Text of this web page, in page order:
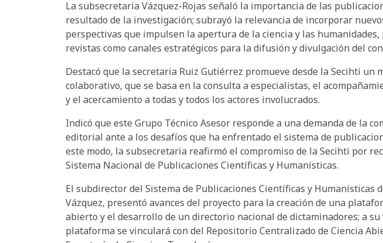
La subsecretaria Vázquez-Rojas señaló la importancia de las
resultado de la investigación; subrayó la relevancia de incorporar
perspectivas que impulsen la apertura de la ciencia y las humanidades,
revistas como canales estratégicos para la difusión y divulgación del
Destacó que la secretaria Ruiz Gutiérrez promueve desde la Secihti un
colaborativo, que se basa en la consulta a especialistas, el
y el acercamiento a todas y todos los actores involucrados.
Indicó que este Grupo Técnico Asesor responde a una demanda de la
editorial ante a los desafíos que ha enfrentado el sistema de
este modo, la subsecretaria reafirmó el compromiso de la Secihti por
Sistema Nacional de Publicaciones Científicas y Humanísticas.
El subdirector del Sistema de Publicaciones Científicas y Humanísticas
Vázquez, presentó avances del proyecto para la creación de una
abierto y el desarrollo de un directorio nacional de dictaminadores; a su
plataforma se vinculará con del Repositorio Centralizado de Ciencia